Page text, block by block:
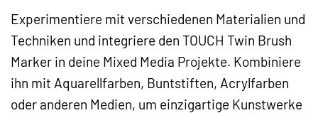
Experimentiere mit verschiedenen Materialien und
Techniken und integriere den TOUCH Twin Brush
Marker in deine Mixed Media Projekte. Kombiniere
ihn mit Aquarellfarben, Buntstiften, Acrylfarben
oder anderen Medien, um einzigartige Kunstwerke